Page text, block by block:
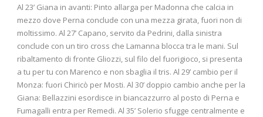
Al 23’ Giana in avanti: Pinto allarga per Madonna che calcia in
mezzo dove Perna conclude con una mezza girata, fuori non di
moltissimo. Al 27’ Capano, servito da Pedrini, dalla sinistra
conclude con un tiro cross che Lamanna blocca tra le mani. Sul
ribaltamento di fronte Gliozzi, sul filo del fuorigioco, si presenta
a tu per tu con Marenco e non sbaglia il tris. Al 29’ cambio per il
Monza: fuori Chiricò per Mosti. Al 30’ doppio cambio anche per la
Giana: Bellazzini esordisce in biancazzurro al posto di Perna e
Fumagalli entra per Remedi. Al 35’ Solerio sfugge centralmente e